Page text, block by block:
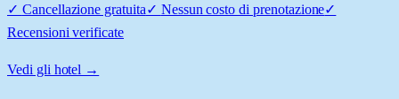
✓ Cancellazione gratuita✓ Nessun costo di prenotazione✓
Recensioni verificate
Vedi gli hotel →